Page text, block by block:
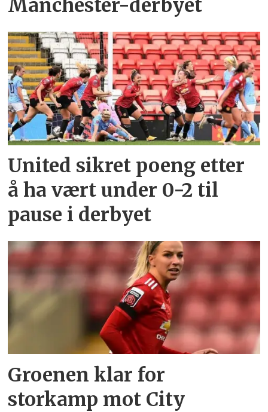
Manchester-derbyet
United sikret poeng etter
å ha vært under 0-2 til
pause i derbyet
Groenen klar for
storkamp mot City